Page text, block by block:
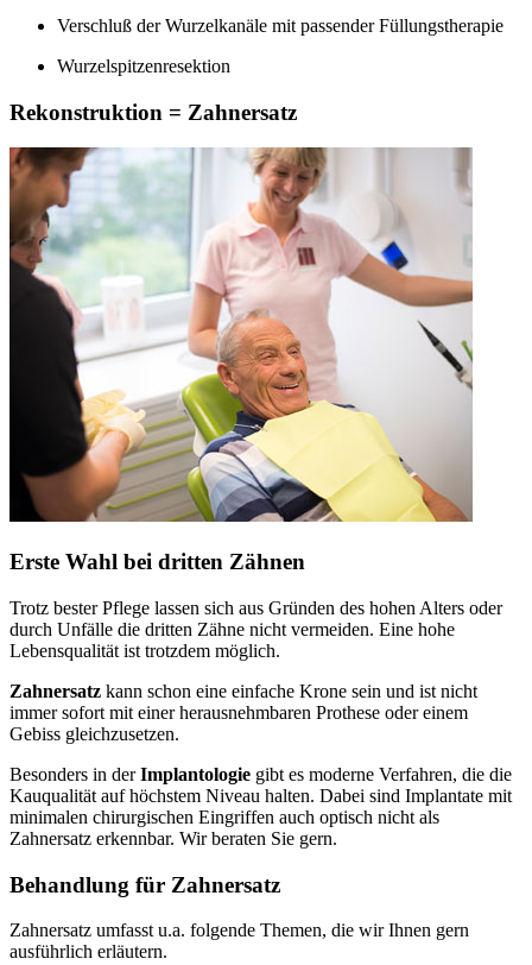
Verschluß der Wurzelkanäle mit passender Füllungstherapie
Wurzelspitzenresektion
Rekonstruktion = Zahnersatz
Erste Wahl bei dritten Zähnen
Trotz bester Pflege lassen sich aus Gründen des hohen Alters oder
durch Unfälle die dritten Zähne nicht vermeiden. Eine hohe
Lebensqualität ist trotzdem möglich.
Zahnersatz kann schon eine einfache Krone sein und ist nicht
immer sofort mit einer herausnehmbaren Prothese oder einem
Gebiss gleichzusetzen.
Besonders in derImplantologie gibt es moderne Verfahren, die die
Kauqualität auf höchstem Niveau halten. Dabei sind Implantate mit
minimalen chirurgischen Eingriffen auch optisch nicht als
Zahnersatz erkennbar. Wir beraten Sie gern.
Behandlung für Zahnersatz
Zahnersatz umfasst u.a. folgende Themen, die wir Ihnen gern
ausführlich erläutern.